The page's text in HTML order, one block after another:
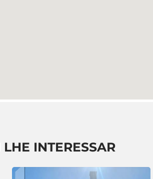
INTERESSAR